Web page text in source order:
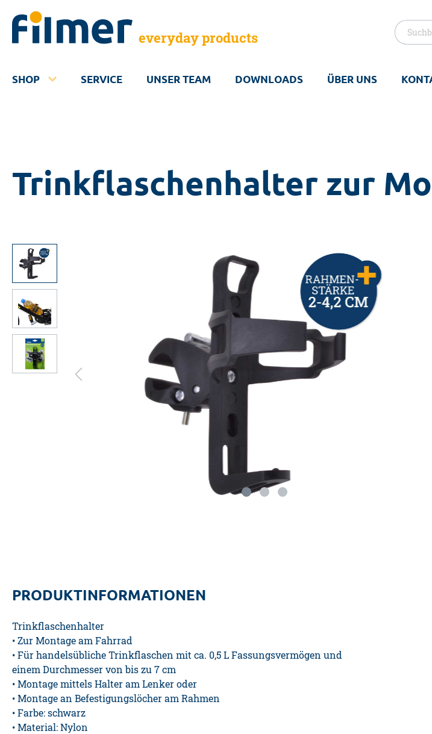
everyday products
SHOP SERVICE UNSER TEAM DOWNLOADS ÜBER UNS
Trinkflaschenhalter zur
PRODUKTINFORMATIONEN
Trinkflaschenhalter
• Zur Montage am Fahrrad
• Für handelsübliche Trinkflaschen mit ca. 0,5 L Fassungsvermögen und
einem Durchmesser von bis zu 7 cm
• Montage mittels Halter am Lenker oder
• Montage an Befestigungslöcher am Rahmen
• Farbe: schwarz
• Material: Nylon